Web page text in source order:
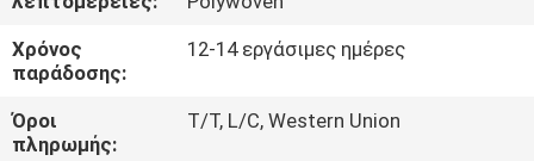
ΕΠΑΦΉ
ΜΕ
Χρόνος
παράδοσης:
12-14 εργάσιμες ημέρες
Όροι
πληρωμής:
T/T, L/C, Western Union